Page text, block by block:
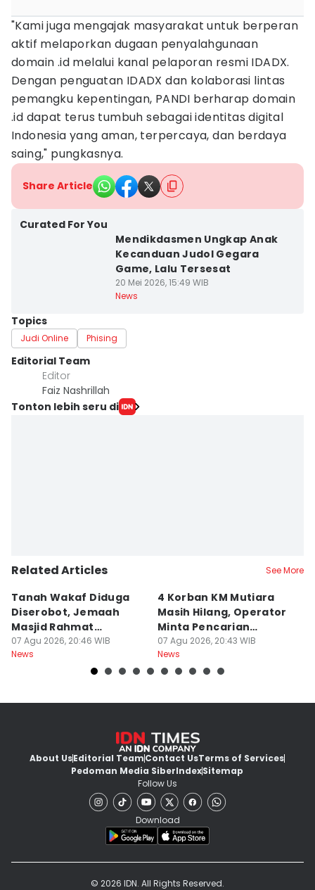
"Kami juga mengajak masyarakat untuk berperan
aktif melaporkan dugaan penyalahgunaan
domain .id melalui kanal pelaporan resmi IDADX.
Dengan penguatan IDADX dan kolaborasi lintas
pemangku kepentingan, PANDI berharap domain
.id dapat terus tumbuh sebagai identitas digital
Indonesia yang aman, terpercaya, dan berdaya
saing," pungkasnya.
Share Article
Curated For You
Mendikdasmen Ungkap Anak
Kecanduan Judol Gegara
Game, Lalu Tersesat
20 Mei 2026, 15:49 WIB
News
Topics
Judi Online Phising
Editorial Team
Editor
Faiz Nashrillah
Tonton lebih seru di
Related Articles See More
Tanah Wakaf Diduga
Diserobot, Jemaah
Masjid Rahmat
Surabaya Protes
07 Agu 2026, 20:46 WIB
News
4 Korban KM Mutiara
Masih Hilang, Operator
Minta Pencarian
Dilanjut
07 Agu 2026, 20:43 WIB
News
About UsEditorial TeamContact UsTerms of Services
Pedoman Media SiberIndexSitemap
Follow Us
Download
© 2026 IDN. All Rights Reserved.